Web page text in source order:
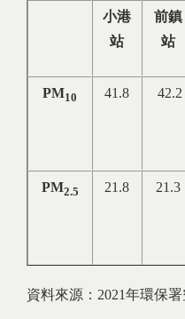
小港
站
前鎮
站
PM10 41.8 42.2
PM2.5 21.8 21.3
資料來源：2021年環保